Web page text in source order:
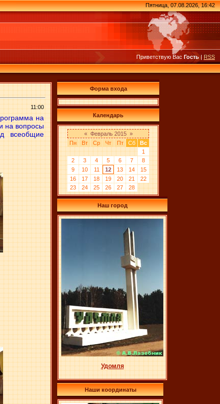
Пятница, 07.08.2026, 16:42
Приветствую Вас Гость|RSS
11:00
на
на вопросы
всеобщие
Форма входа
Календарь
« Февраль 2015 »
Пн
Вт Ср Чт Пт Сб
Вс
1
2
3 4 5 6 7
8
9
10 11 12 13 14
15
16
17 18 19 20 21
22
23
24 25 26 27 28
Наш город
Удомля
Наши координаты